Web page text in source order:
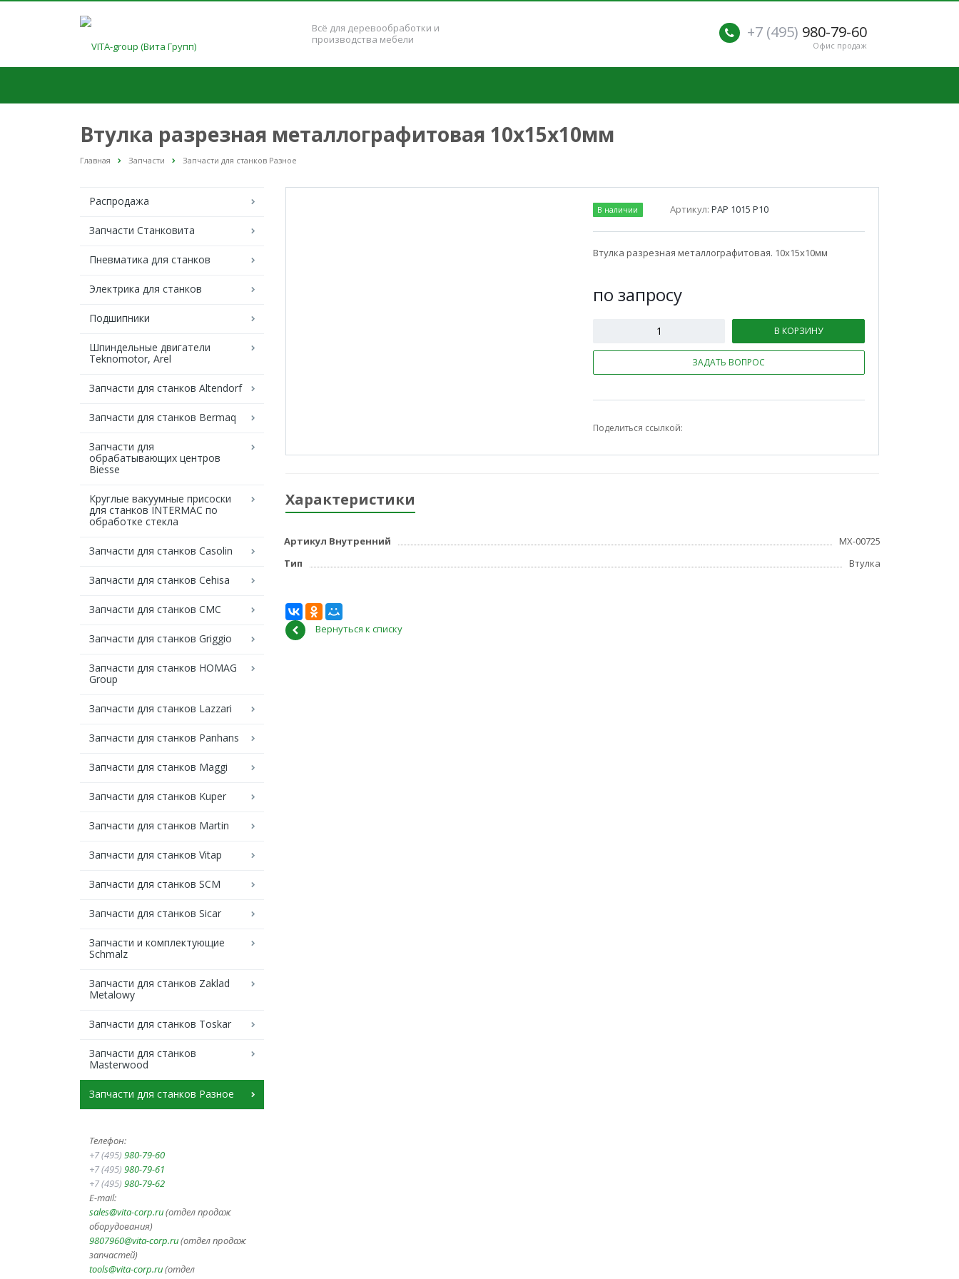
Всё для деревообработки и
производства мебели
+7 (495) 980-79-60
Офис продаж
Втулка разрезная металлографитовая 10x15x10мм
Главная Запчасти Запчасти для станков Разное
Распродажа
Запчасти Станковита
Пневматика для станков
Электрика для станков
Подшипники
Шпиндельные двигатели
Teknomotor, Arel
Запчасти для станков Altendorf
Запчасти для станков Bermaq
Запчасти для
обрабатывающих центров
Biesse
Круглые вакуумные присоски
для станков INTERMAC по
обработке стекла
Запчасти для станков Casolin
Запчасти для станков Cehisa
Запчасти для станков CMC
Запчасти для станков Griggio
Запчасти для станков HOMAG
Group
Запчасти для станков Lazzari
Запчасти для станков Panhans
Запчасти для станков Maggi
Запчасти для станков Kuper
Запчасти для станков Martin
Запчасти для станков Vitap
Запчасти для станков SCM
Запчасти для станков Sicar
Запчасти и комплектующие
Schmalz
Запчасти для станков Zaklad
Metalowy
Запчасти для станков Toskar
Запчасти для станков
Masterwood
Запчасти для станков Разное
Телефон:
+7 (495) 980-79-60
+7 (495) 980-79-61
+7 (495) 980-79-62
E-mail:
sales@vita-corp.ru(отдел продаж
оборудования)
9807960@vita-corp.ru(отдел продаж
запчастей)
tools@vita-corp.ru(отдел
В наличии Артикул: РАР 1015 Р10
Втулка разрезная металлографитовая. 10x15x10мм
по запросу
В КОРЗИНУ
ЗАДАТЬ ВОПРОС
Поделиться ссылкой:
Характеристики
Артикул Внутренний
МХ-00725
Тип
Втулка
Вернуться к списку